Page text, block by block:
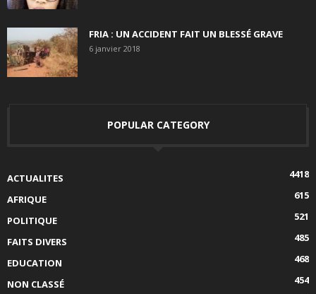
FRIA : UN ACCIDENT FAIT UN BLESSÉ GRAVE
6 janvier 2018
POPULAR CATEGORY
ACTUALITES
4418
AFRIQUE
615
POLITIQUE
521
FAITS DIVERS
485
EDUCATION
468
NON CLASSÉ
454